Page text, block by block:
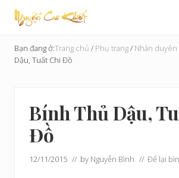
Menu
Skip
content
qua
sidebar
Tạo
Hoàn
Cầu
Bạn đang ở:Trang chủ / Phụ trang/ Nhân duyên
Dậu, Tuất Chi Đồ
Bính Thủ Dậu,
Đồ
12/11/2015 // by Nguyễn Bình // Để lại